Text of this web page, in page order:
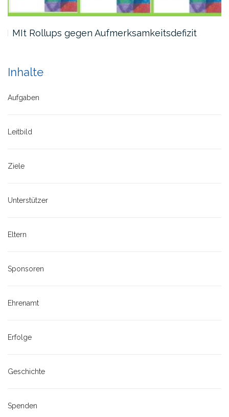
MIt Rollups gegen Aufmerksamkeitsdefizit
Inhalte
Aufgaben
Leitbild
Ziele
Unterstützer
Eltern
Sponsoren
Ehrenamt
Erfolge
Geschichte
Spenden